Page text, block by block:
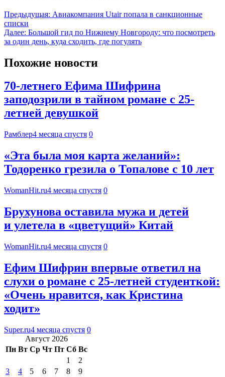
Предыдущая: Авиакомпания Utair попала в санкционные
списки
Далее: Большой гид по Нижнему Новгороду: что посмотреть
за один день, куда сходить, где погулять
Похожие новости
70-летнего Ефима Шифрина
заподозрили в тайном романе с 25-
летней девушкой
Рамблер4 месяца спустя 0
«Эта была моя карта желаний»:
Тодоренко грезила о Топалове с 10 лет
WomanHit.ru4 месяца спустя 0
Брухунова оставила мужа и детей
и улетела в «цветущий» Китай
WomanHit.ru4 месяца спустя 0
Ефим Шифрин впервые ответил на
слухи о романе с 25-летней студенткой:
«Очень нравится, как Кристина
ходит»
Super.ru4 месяца спустя 0
Август 2026
Пн Вт Ср Чт Пт Сб Вс
1
2
3
4 5 6 7 8
9